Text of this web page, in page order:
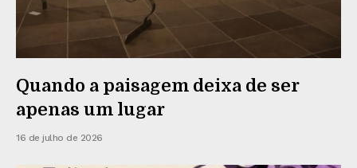
Quando a paisagem deixa de ser
apenas um lugar
16 de julho de 2026